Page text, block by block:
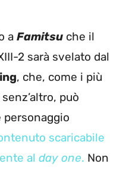
a Famitsu che il
2 sarà svelato dal
, che, come i più
può
personaggio
scaricabile
al day one. Non